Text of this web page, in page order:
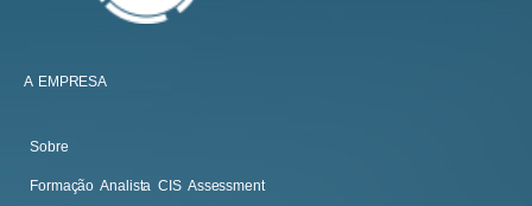
A EMPRESA
Sobre
Formação Analista CIS Assessment